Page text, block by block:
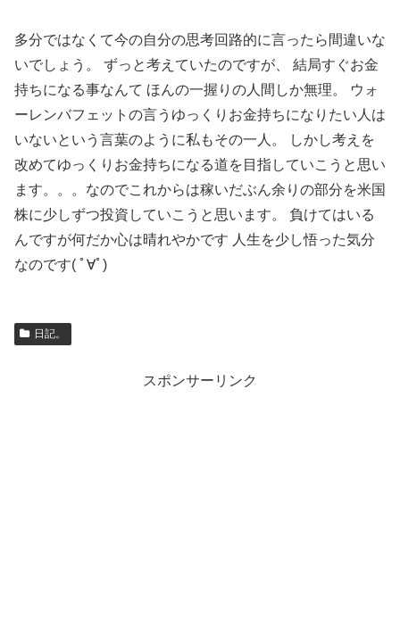
多分ではなくて今の自分の思考回路的に言ったら間違いな
いでしょう。 ずっと考えていたのですが、 結局すぐお金
持ちになる事なんて ほんの一握りの人間しか無理。 ウォ
ーレンバフェットの言うゆっくりお金持ちになりたい人は
いないという言葉のように私もその一人。 しかし考えを
改めてゆっくりお金持ちになる道を目指していこうと思い
ます。。。なのでこれからは稼いだぶん余りの部分を米国
株に少しずつ投資していこうと思います。 負けてはいる
んですが何だか心は晴れやかです 人生を少し悟った気分
なのです( ﾟ∀ﾟ)
日記。
スポンサーリンク